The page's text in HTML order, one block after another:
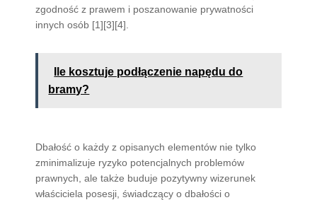
zgodność z prawem i poszanowanie prywatności
innych osób [1][3][4].
Ile kosztuje podłączenie napędu do
bramy?
Dbałość o każdy z opisanych elementów nie tylko
zminimalizuje ryzyko potencjalnych problemów
prawnych, ale także buduje pozytywny wizerunek
właściciela posesji, świadczący o dbałości o